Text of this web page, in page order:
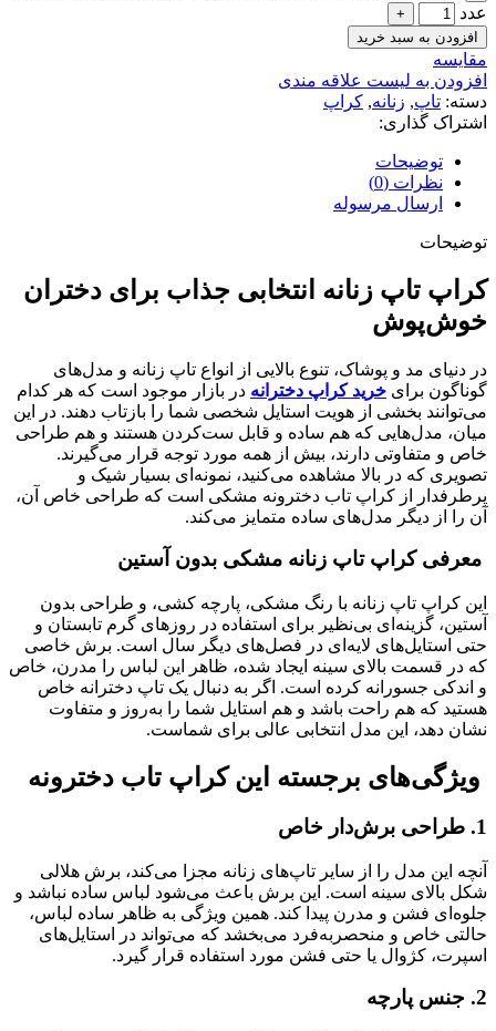
عدد
افزودن به سبد خرید
مقایسه
افزودن به لیست علاقه مندی
دسته: تاپ, زنانه, کراپ
اشتراک گذاری:
توضیحات
نظرات (0)
ارسال مرسوله
توضیحات
کراپ تاپ زنانه انتخابی جذاب برای دختران
خوش‌پوش
در دنیای مد و پوشاک، تنوع بالایی از انواع تاپ زنانه و مدل‌های
گوناگون برای خریدکراپ دخترانه در بازار موجود است که هر کدام
می‌توانند بخشی از هویت استایل شخصی شما را بازتاب دهند. در
این
میان، مدل‌هایی که هم ساده و قابل ست‌کردن هستند و هم طراحی
خاص و متفاوتی دارند، بیش از همه مورد توجه قرار می‌گیرند.
تصویری که در بالا مشاهده می‌کنید، نمونه‌ای بسیار شیک و
پرطرفدار
از کراپ تاب دخترونه مشکی است که طراحی خاص آن،
آن را از دیگر مدل‌های ساده متمایز می‌کند.
معرفیکراپ تاپ زنانه مشکی بدون آستین
این کراپ تاپ زنانه با رنگ مشکی، پارچه کشی، و طراحی بدون
آستین، گزینه‌ای بی‌نظیر برای استفاده در روزهای گرم تابستان و
حتی استایل‌های لایه‌ای در فصل‌های دیگر سال است. برش خاصی
که در قسمت بالای سینه ایجاد شده، ظاهر این لباس را مدرن، خاص
و اندکی جسورانه کرده است. اگر به دنبال یک تاپ دخترانه خاص
هستید که هم راحت باشد و هم استایل شما را به‌روز و متفاوت
نشان دهد، این مدل انتخابی عالی برای شماست.
ویژگی‌های برجسته اینکراپ تاب دخترونه
1. طراحی برش‌دار خاص
آنچه این مدل را از سایر تاپ‌های زنانه مجزا می‌کند، برش هلالی
شکل بالای سینه است. این برش باعث می‌شود لباس ساده نباشد و
جلوه‌ای فشن و مدرن پیدا کند. همین ویژگی به ظاهر ساده لباس،
حالتی خاص و منحصربه‌فرد می‌بخشد که می‌تواند در
استایل‌های
اسپرت، کژوال یا حتی فشن مورد استفاده قرار گیرد.
2. جنس پارچه